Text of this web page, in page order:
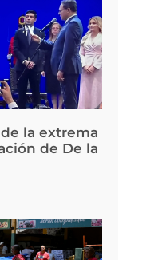
la extrema
de De la